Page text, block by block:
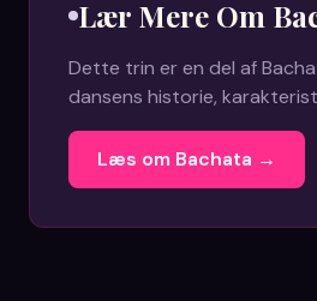
Lær Mere Om
Dette trin er en del af
dansens historie,
Læs om Bachata →